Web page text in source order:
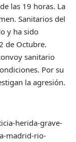
las 19 horas. La
Sanitarios del
y ha sido
de Octubre.
sanitario
Por su
la agresión.
herida-grave-
madrid-rio-